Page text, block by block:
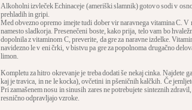
Alkoholni izvleček Echinaceje (ameriški slamnik) gotovo sodi v
prehladih in gripi.
Med obvezno opremo imejte tudi dober vir naravnega vitamina C.
namesto sladkorja. Presenečeni boste, kako prija, telo vam bo
dopolnila z vitaminom C, preverite, da gre za naravne izdelke.
navidezno le v eni črki, v bistvu pa gre za popolnoma drugačno
limon.
Kompletu za hitro okrevanje je treba dodati še nekaj cinka.
kaj je travica, in ne le kocka), ovčetini in pšeničnih kalčkih. Če
Pri zamašenem nosu in sinusih zares ne potrebujete sinteznih
resnično odpravljajo vzroke.